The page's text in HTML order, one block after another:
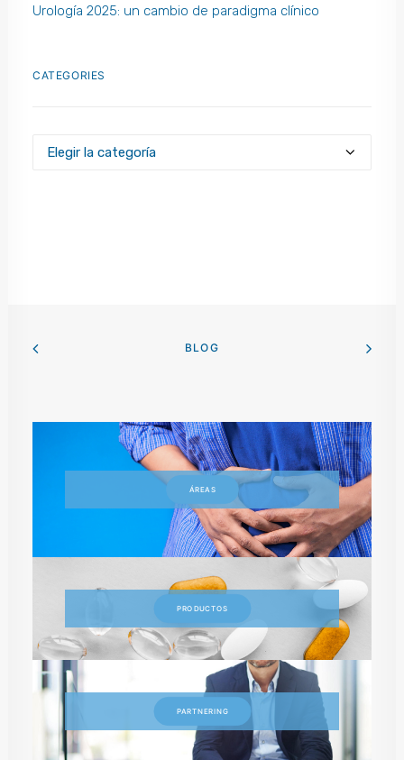
Urología 2025: un cambio de paradigma clínico
CATEGORIES
Categories
BLOG
ÁREAS
PRODUCTOS
PARTNERING